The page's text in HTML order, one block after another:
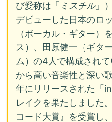
び愛称は「 ミスチル」
デビューした日本のロ
（ボーカル・ギター）
ス）、田原健一（ギタ
ム）の4人で構成され
から高い音楽性と深い
年にリリースされた「
レイクを果たしました
コード大賞』を受賞し